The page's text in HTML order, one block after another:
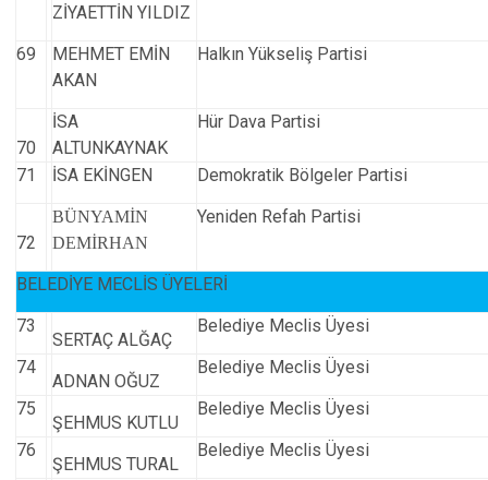
ZİYAETTİN YILDIZ
69
MEHMET EMİN
AKAN
Halkın Yükseliş Partisi
70
İSA
ALTUNKAYNAK
Hür Dava Partisi
71 İSA EKİNGEN Demokratik Bölgeler Partisi
72
BÜNYAMİN
DEMİRHAN
Yeniden Refah Partisi
BELEDİYE MECLİS ÜYELERİ
73
SERTAÇ ALĞAÇ
Belediye Meclis Üyesi
74
ADNAN OĞUZ
Belediye Meclis Üyesi
75
ŞEHMUS KUTLU
Belediye Meclis Üyesi
76
ŞEHMUS TURAL
Belediye Meclis Üyesi